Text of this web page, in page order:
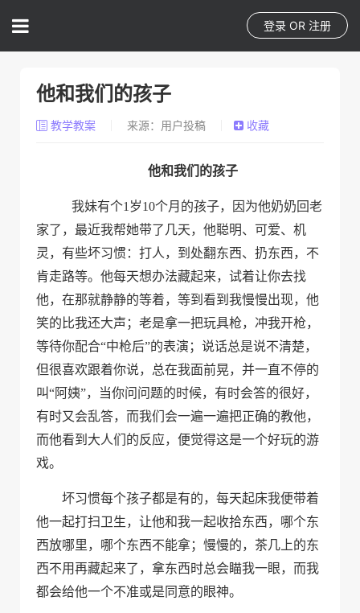
登录 OR 注册
他和我们的孩子
教学教案 来源：用户投稿 收藏
他和我们的孩子
我妹有个1 岁10个月的孩子，因为他奶奶回老
家了，最近我帮她带了几天，他聪明、可爱、机
灵，有些坏习惯：打人，到处翻东西、扔东西，不
肯走路等。他每天想办法藏起来，试着让你去找
他，在那就静静的等着，等到看到我慢慢出现，他
笑的比我还大声；老是拿一把玩具枪，冲我开枪，
等待你配合“中枪后”的表演；说话总是说不清楚，
但很喜欢跟着你说，总在我面前晃，并一直不停的
叫“阿姨”，当你问问题的时候，有时会答的很好，
有时又会乱答，而我们会一遍一遍把正确的教他，
而他看到大人们的反应，便觉得这是一个好玩的游
戏。
坏习惯每个孩子都是有的，每天起床我便带着
他一起打扫卫生，让他和我一起收拾东西，哪个东
西放哪里，哪个东西不能拿；慢慢的，茶几上的东
西不用再藏起来了，拿东西时总会瞄我一眼，而我
都会给他一个不准或是同意的眼神。